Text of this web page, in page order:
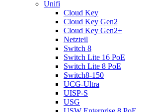
Unifi
Cloud Key
Cloud Key Gen2
Cloud Key Gen2+
Netzteil
Switch 8
Switch Lite 16 PoE
Switch Lite 8 PoE
Switch8-150
UCG-Ultra
UISP-S
USG